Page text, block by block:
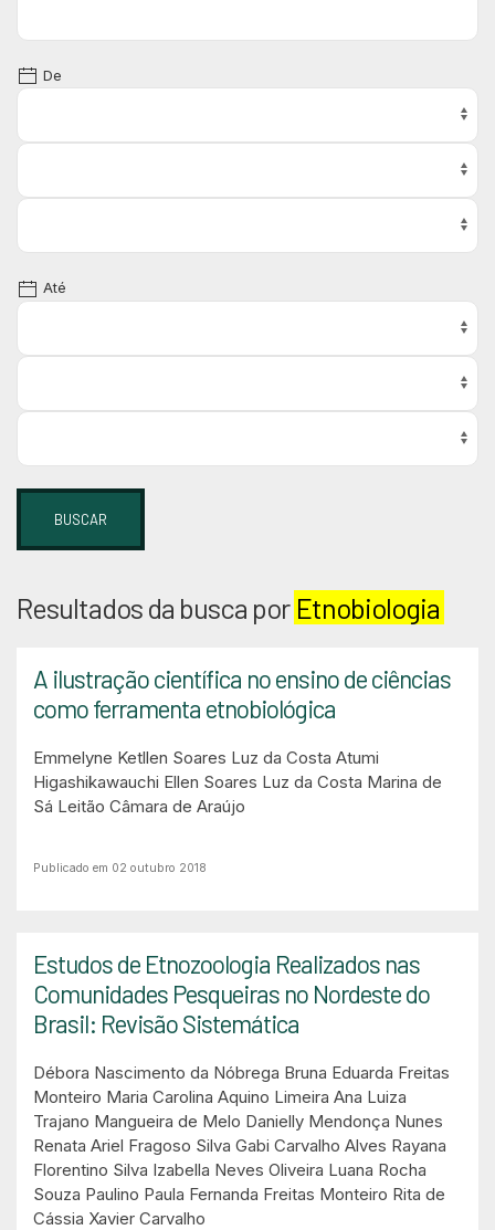
De
Até
BUSCAR
Resultados da busca por Etnobiologia
A ilustração científica no ensino de ciências
como ferramenta etnobiológica
Emmelyne Ketllen Soares Luz da Costa Atumi
Higashikawauchi Ellen Soares Luz da Costa Marina de
Sá Leitão Câmara de Araújo
Publicado em 02 outubro 2018
Estudos de Etnozoologia Realizados nas
Comunidades Pesqueiras no Nordeste do
Brasil: Revisão Sistemática
Débora Nascimento da Nóbrega Bruna Eduarda Freitas
Monteiro Maria Carolina Aquino Limeira Ana Luiza
Trajano Mangueira de Melo Danielly Mendonça Nunes
Renata Ariel Fragoso Silva Gabi Carvalho Alves Rayana
Florentino Silva Izabella Neves Oliveira Luana Rocha
Souza Paulino Paula Fernanda Freitas Monteiro Rita de
Cássia Xavier Carvalho